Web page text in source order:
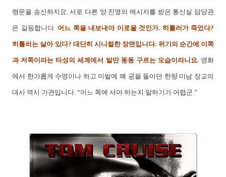
령문을 송신하지요. 서로 다른 양 진영의 메시지를 받은 통신실 담당관
은 갈등합니다. 어느 쪽을 내보내야 이로울 것인가. 히틀러가 죽었다?
히틀러는 살아 있다? 대단히 시니컬한 장면입니다. 위기의 순간에 이쪽
과 저쪽이라는 타성의 세계에서 발만 동동 구르는 모습이라니요.영화
에서 한가롭게 수영이나 하고 이발에 꽤 공을 들이던 한량 미남 장교의
대사 역시 가관입니다. “어느 쪽에 서야 하는지 말하기가 어렵군.”